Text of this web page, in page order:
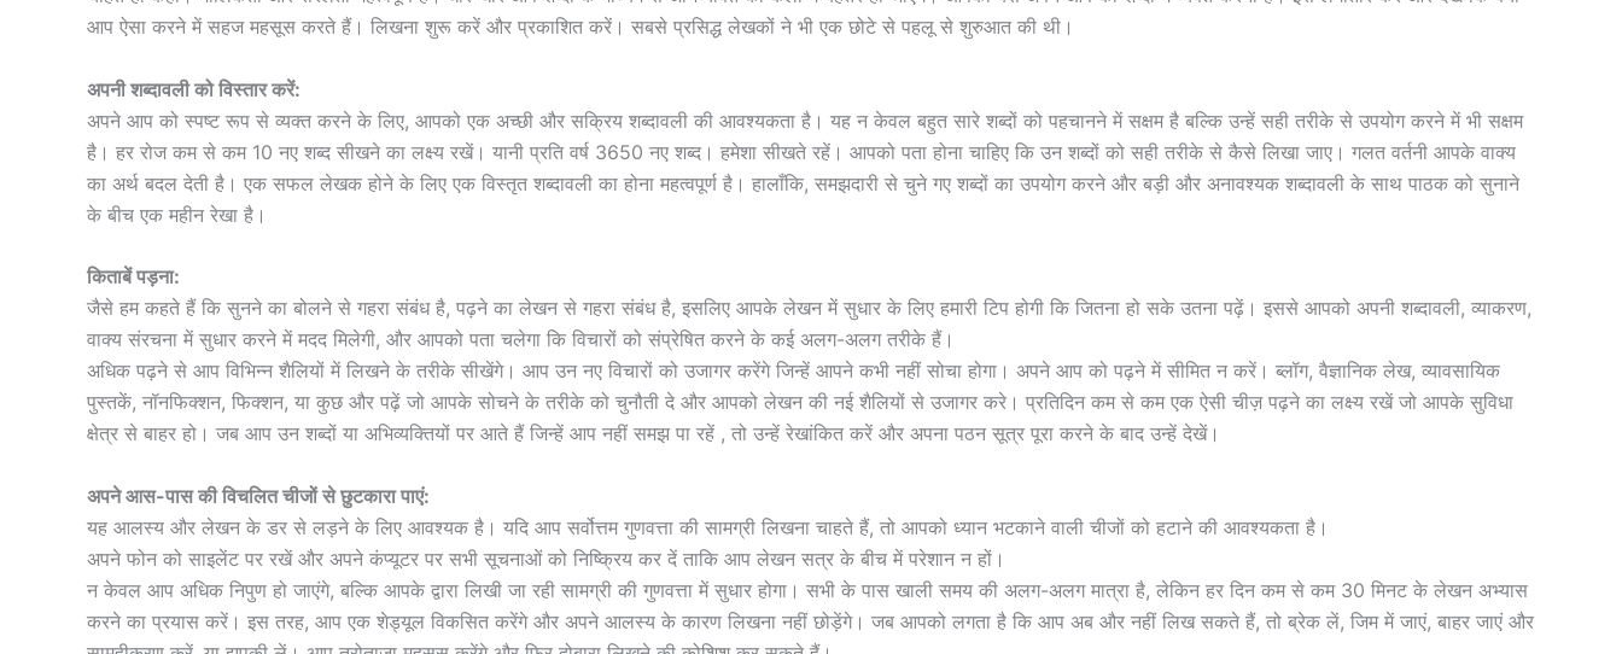
आप ऐसा करने में सहज महसूस करते हैं। लिखना शुरू करें और प्रकाशित करें। सबसे प्रसिद्ध लेखकों ने भी एक छोटे से पहलू से शुरुआत की थी।
अपनी शब्दावली को विस्तार करें:
अपने आप को स्पष्ट रूप से व्यक्त करने के लिए, आपको एक अच्छी और सक्रिय शब्दावली की आवश्यकता है। यह न केवल बहुत सारे शब्दों को पहचानने में सक्षम है बल्कि उन्हें सही तरीके से उपयोग करने में भी सक्षम
है। हर रोज कम से कम 10 नए शब्द सीखने का लक्ष्य रखें। यानी प्रति वर्ष 3650 नए शब्द। हमेशा सीखते रहें। आपको पता होना चाहिए कि उन शब्दों को सही तरीके से कैसे लिखा जाए। गलत वर्तनी आपके वाक्य
का अर्थ बदल देती है। एक सफल लेखक होने के लिए एक विस्तृत शब्दावली का होना महत्वपूर्ण है। हालाँकि, समझदारी से चुने गए शब्दों का उपयोग करने और बड़ी और अनावश्यक शब्दावली के साथ पाठक को सुनाने
के बीच एक महीन रेखा है।
किताबें पड़ना:
जैसे हम कहते हैं कि सुनने का बोलने से गहरा संबंध है, पढ़ने का लेखन से गहरा संबंध है, इसलिए आपके लेखन में सुधार के लिए हमारी टिप होगी कि जितना हो सके उतना पढ़ें। इससे आपको अपनी शब्दावली, व्याकरण,
वाक्य संरचना में सुधार करने में मदद मिलेगी, और आपको पता चलेगा कि विचारों को संप्रेषित करने के कई अलग-अलग तरीके हैं।
अधिक पढ़ने से आप विभिन्न शैलियों में लिखने के तरीके सीखेंगे। आप उन नए विचारों को उजागर करेंगे जिन्हें आपने कभी नहीं सोचा होगा। अपने आप को पढ़ने में सीमित न करें। ब्लॉग, वैज्ञानिक लेख, व्यावसायिक
पुस्तकें, नॉनफिक्शन, फिक्शन, या कुछ और पढ़ें जो आपके सोचने के तरीके को चुनौती दे और आपको लेखन की नई शैलियों से उजागर करे। प्रतिदिन कम से कम एक ऐसी चीज़ पढ़ने का लक्ष्य रखें जो आपके सुविधा
क्षेत्र से बाहर हो। जब आप उन शब्दों या अभिव्यक्तियों पर आते हैं जिन्हें आप नहीं समझ पा रहें , तो उन्हें रेखांकित करें और अपना पठन सूत्र पूरा करने के बाद उन्हें देखें।
अपने आस-पास की विचलित चीजों से छुटकारा पाएं:
यह आलस्य और लेखन के डर से लड़ने के लिए आवश्यक है। यदि आप सर्वोत्तम गुणवत्ता की सामग्री लिखना चाहते हैं, तो आपको ध्यान भटकाने वाली चीजों को हटाने की आवश्यकता है।
अपने फोन को साइलेंट पर रखें और अपने कंप्यूटर पर सभी सूचनाओं को निष्क्रिय कर दें ताकि आप लेखन सत्र के बीच में परेशान न हों।
न केवल आप अधिक निपुण हो जाएंगे, बल्कि आपके द्वारा लिखी जा रही सामग्री की गुणवत्ता में सुधार होगा। सभी के पास खाली समय की अलग-अलग मात्रा है, लेकिन हर दिन कम से कम 30 मिनट के लेखन अभ्यास
करने का प्रयास करें। इस तरह, आप एक शेड्यूल विकसित करेंगे और अपने आलस्य के कारण लिखना नहीं छोड़ेंगे। जब आपको लगता है कि आप अब और नहीं लिख सकते हैं, तो ब्रेक लें, जिम में जाएं, बाहर जाएं और